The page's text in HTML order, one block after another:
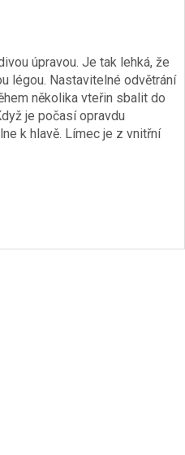
úpravou. Je tak lehká, že
légou. Nastavitelné odvětrání
několika vteřin sbalit do
je počasí opravdu
k hlavě. Límec je z vnitřní